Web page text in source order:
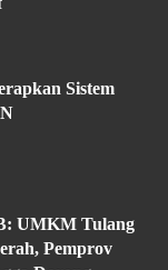
Sistem
UMKM Tulang
Pemprov